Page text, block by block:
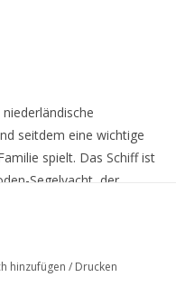
seitdem eine wichtige
spielt. Das Schiff ist
Segelyacht, der
hinzufügen / Drucken